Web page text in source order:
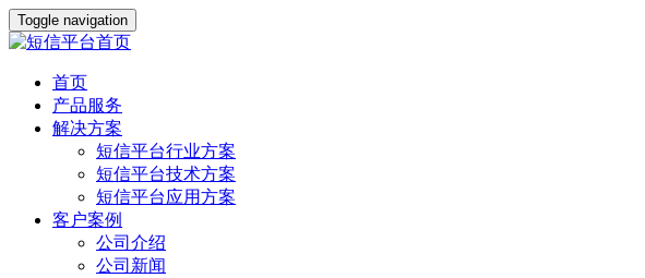
Toggle navigation
首页
产品服务
解决方案
短信平台行业方案
短信平台技术方案
短信平台应用方案
客户案例
公司介绍
公司新闻